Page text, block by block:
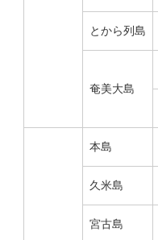
とから列島
奄美大島
本島
久米島
宮古島